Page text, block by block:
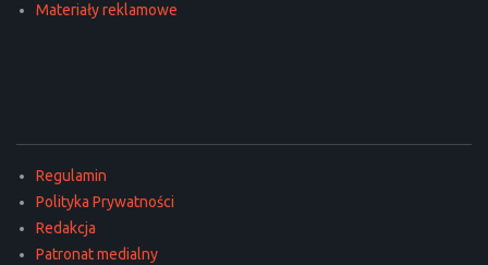
Materiały reklamowe
Regulamin
Polityka Prywatności
Redakcja
Patronat medialny